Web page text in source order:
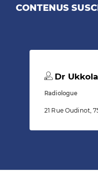
CONTENUS
Dr
Radiologue
21 Rue Oudinot,